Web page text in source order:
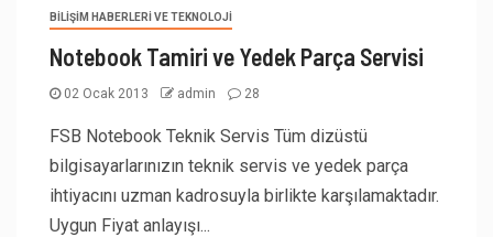
BILIŞIM HABERLERI VE TEKNOLOJI
Notebook Tamiri ve Yedek Parça Servisi
02 Ocak 2013 admin 28
FSB Notebook Teknik Servis Tüm dizüstü
bilgisayarlarınızın teknik servis ve yedek parça
ihtiyacını uzman kadrosuyla birlikte karşılamaktadır.
Uygun Fiyat anlayışı...